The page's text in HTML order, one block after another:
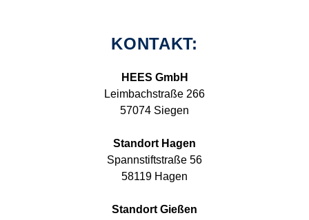
KONTAKT:
HEES GmbH
Leimbachstraße 266
57074 Siegen
Standort Hagen
Spannstiftstraße 56
58119 Hagen
Standort Gießen